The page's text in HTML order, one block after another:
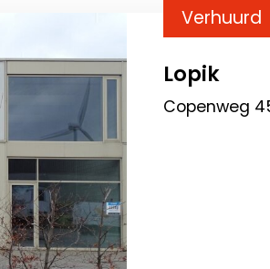
Verhuurd
Lopik
Copenweg